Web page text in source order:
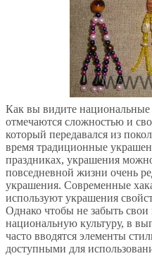
Как вы видите национальные
отмечаются сложностью и
который передавался из
время традиционные
праздниках, украшения
повседневной жизни очень
украшения. Современные
используют украшения
Однако чтобы не забыть свои
национальную культуру, в
часто вводятся элементы
доступными для